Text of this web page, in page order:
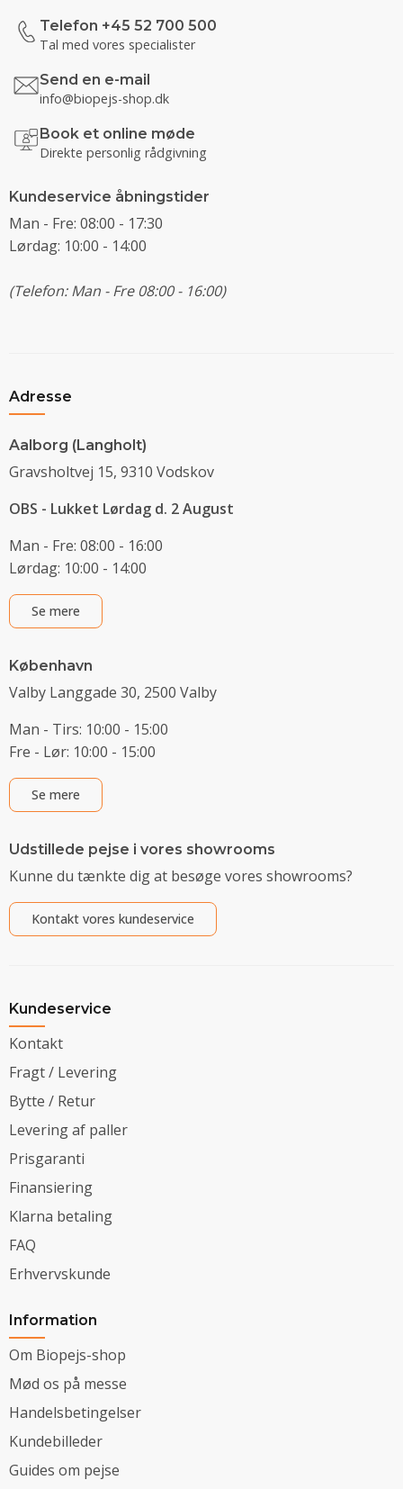
Telefon +45 52 700 500
Tal med vores specialister
Send en e-mail
info@biopejs-shop.dk
Book et online møde
Direkte personlig rådgivning
Kundeservice åbningstider
Man - Fre: 08:00 - 17:30
Lørdag: 10:00 - 14:00
(Telefon: Man - Fre 08:00 - 16:00)
Adresse
Aalborg (Langholt)
Gravsholtvej 15, 9310 Vodskov
OBS - Lukket Lørdag d. 2 August
Man - Fre: 08:00 - 16:00
Lørdag: 10:00 - 14:00
Se mere
København
Valby Langgade 30, 2500 Valby
Man - Tirs: 10:00 - 15:00
Fre - Lør: 10:00 - 15:00
Se mere
Udstillede pejse i vores showrooms
Kunne du tænkte dig at besøge vores showrooms?
Kontakt vores kundeservice
Kundeservice
Kontakt
Fragt / Levering
Bytte / Retur
Levering af paller
Prisgaranti
Finansiering
Klarna betaling
FAQ
Erhvervskunde
Information
Om Biopejs-shop
Mød os på messe
Handelsbetingelser
Kundebilleder
Guides om pejse